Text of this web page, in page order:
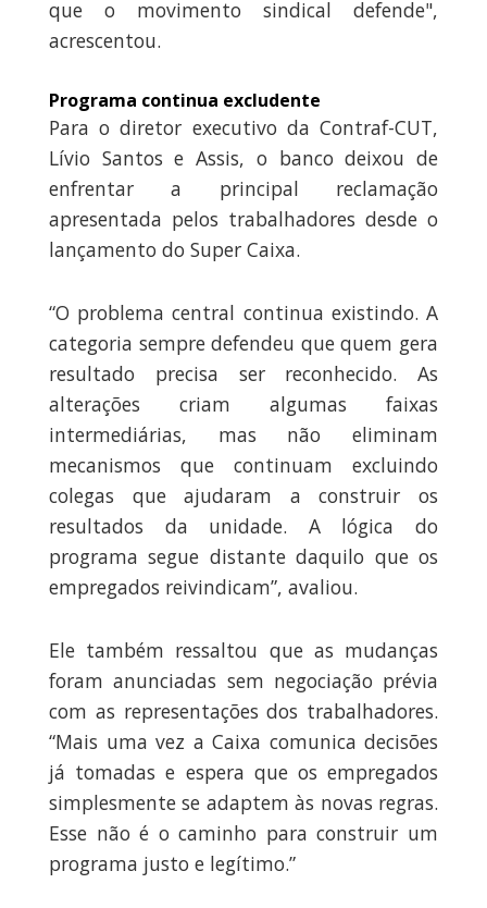
que o movimento sindical defende",
acrescentou.
Programa continua excludente
Para o diretor executivo da Contraf-CUT,
Lívio Santos e Assis, o banco deixou de
enfrentar a principal reclamação
apresentada pelos trabalhadores desde o
lançamento do Super Caixa.
“O problema central continua existindo. A
categoria sempre defendeu que quem gera
resultado precisa ser reconhecido. As
alterações criam algumas faixas
intermediárias, mas não eliminam
mecanismos que continuam excluindo
colegas que ajudaram a construir os
resultados da unidade. A lógica do
programa segue distante daquilo que os
empregados reivindicam”, avaliou.
Ele também ressaltou que as mudanças
foram anunciadas sem negociação prévia
com as representações dos trabalhadores.
“Mais uma vez a Caixa comunica decisões
já tomadas e espera que os empregados
simplesmente se adaptem às novas regras.
Esse não é o caminho para construir um
programa justo e legítimo.”